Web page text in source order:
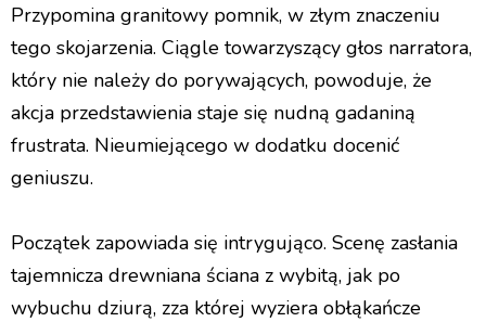
Przypomina granitowy pomnik, w złym znaczeniu
tego skojarzenia. Ciągle towarzyszący głos narratora,
który nie należy do porywających, powoduje, że
akcja przedstawienia staje się nudną gadaniną
frustrata. Nieumiejącego w dodatku docenić
geniuszu.
Początek zapowiada się intrygująco. Scenę zasłania
tajemnicza drewniana ściana z wybitą, jak po
wybuchu dziurą, zza której wyziera obłąkańcze